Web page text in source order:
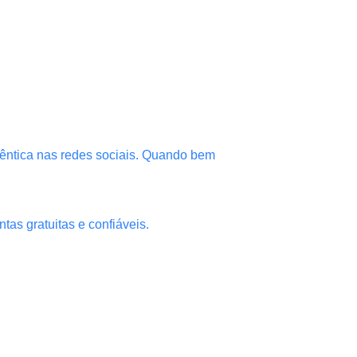
nas redes sociais. Quando bem
gratuitas e confiáveis.